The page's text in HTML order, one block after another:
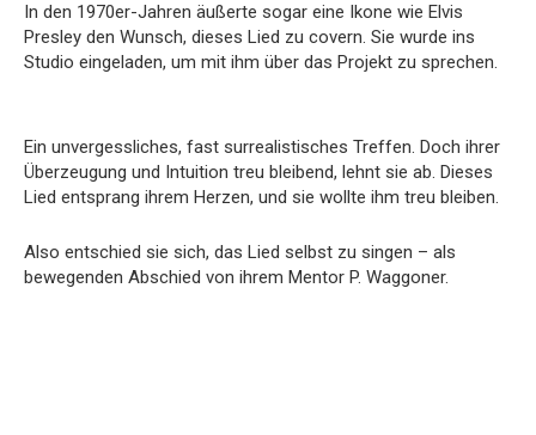
In den 1970er-Jahren äußerte sogar eine Ikone wie Elvis
Presley den Wunsch, dieses Lied zu covern. Sie wurde ins
Studio eingeladen, um mit ihm über das Projekt zu sprechen.
Ein unvergessliches, fast surrealistisches Treffen. Doch ihrer
Überzeugung und Intuition treu bleibend, lehnt sie ab. Dieses
Lied entsprang ihrem Herzen, und sie wollte ihm treu bleiben.
Also entschied sie sich, das Lied selbst zu singen – als
bewegenden Abschied von ihrem Mentor P. Waggoner.